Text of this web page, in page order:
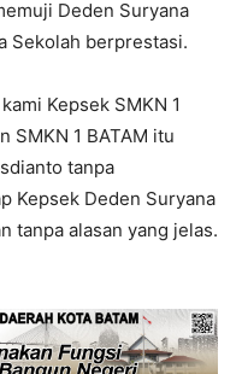
Deden Suryana
Sekolah berprestasi.
Kepsek SMKN 1
SMKN 1 BATAM itu
tanpa
Kepsek Deden Suryana
tanpa alasan yang jelas.